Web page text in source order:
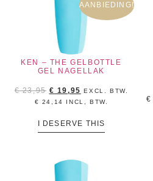
AANBIEDING!
KEN – THE GELBOTTLE
GEL NAGELLAK
€23,95 € 19,95 EXCL. BTW.
€ 24,14 INCL, BTW.
I DESERVE THIS
€